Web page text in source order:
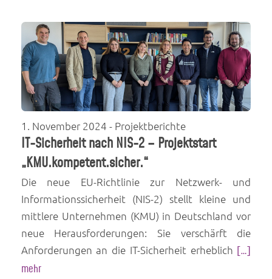
1. November 2024 - Projektberichte
IT-Sicherheit nach NIS-2 – Projektstart
„KMU.kompetent.sicher.“
Die neue EU-Richtlinie zur Netzwerk- und
Informationssicherheit (NIS-2) stellt kleine und
mittlere Unternehmen (KMU) in Deutschland vor
neue Herausforderungen: Sie verschärft die
Anforderungen an die IT-Sicherheit erheblich […]
mehr